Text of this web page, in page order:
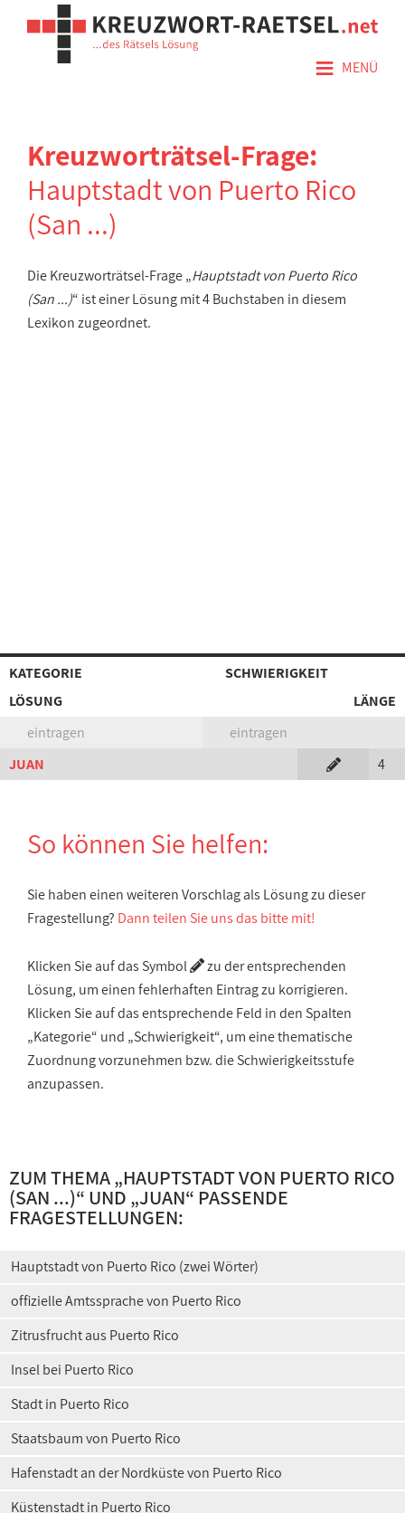
≡ MENÜ
Kreuzworträtsel-Frage:
Hauptstadt von Puerto Rico
(San ...)
Die Kreuzworträtsel-Frage „Hauptstadt von Puerto Rico
(San ...)“ ist einer Lösung mit 4 Buchstaben in diesem
Lexikon zugeordnet.
KATEGORIE
SCHWIERIGKEIT
LÖSUNG
LÄNGE
eintragen
eintragen
JUAN
4
So können Sie helfen:
Sie haben einen weiteren Vorschlag als Lösung zu dieser
Fragestellung? Dann teilen Sie uns das bitte mit!
Klicken Sie auf das Symbol
zu der entsprechenden
Lösung, um einen fehlerhaften Eintrag zu korrigieren.
Klicken Sie auf das entsprechende Feld in den Spalten
„Kategorie“ und „Schwierigkeit“, um eine thematische
Zuordnung vorzunehmen bzw. die Schwierigkeitsstufe
anzupassen.
ZUM THEMA „HAUPTSTADT VON PUERTO RICO
(SAN ...)“ UND „JUAN“ PASSENDE
FRAGESTELLUNGEN:
Hauptstadt von Puerto Rico (zwei Wörter)
offizielle Amtssprache von Puerto Rico
Zitrusfrucht aus Puerto Rico
Insel bei Puerto Rico
Stadt in Puerto Rico
Staatsbaum von Puerto Rico
Hafenstadt an der Nordküste von Puerto Rico
Küstenstadt in Puerto Rico